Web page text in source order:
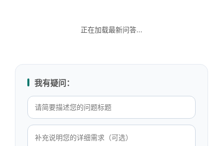
正在加载最新问答...
我有疑问：